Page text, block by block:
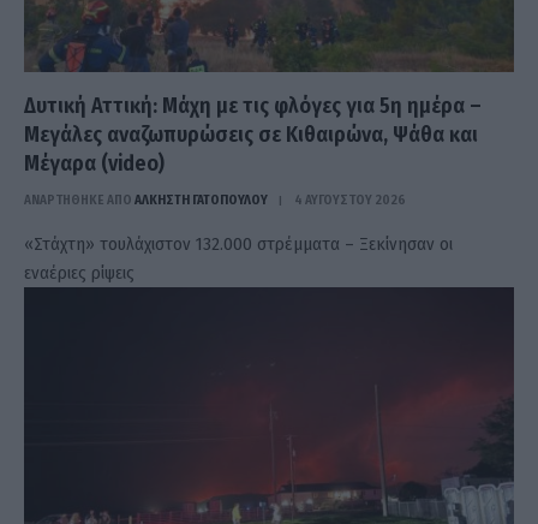
Δυτική Αττική: Μάχη με τις φλόγες για 5η ημέρα –
Μεγάλες αναζωπυρώσεις σε Κιθαιρώνα, Ψάθα και
Μέγαρα (video)
ΑΝΑΡΤΗΘΗΚΕ ΑΠΟ ΆΛΚΗΣΤΗ ΓΑΤΟΠΟΎΛΟΥ 4 ΑΥΓΟΎΣΤΟΥ 2026
«Στάχτη» τουλάχιστον 132.000 στρέμματα – Ξεκίνησαν οι
εναέριες ρίψεις